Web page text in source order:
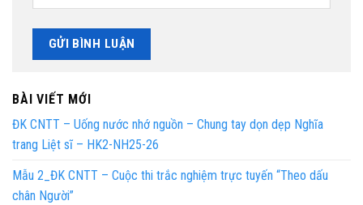
BÀI VIẾT MỚI
ĐK CNTT – Uống nước nhớ nguồn – Chung tay dọn dẹp Nghĩa
trang Liệt sĩ – HK2-NH25-26
Mẫu 2_ĐK CNTT – Cuộc thi trắc nghiệm trực tuyến “Theo dấu
chân Người”